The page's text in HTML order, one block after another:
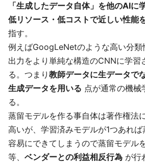
「生成したデータ自体」を他のAIに
低リソース・低コストで近しい性能
指す。
例えばGoogLeNetのような高い分類
出力をより単純な構造のCNNに学習
る。つまり 教師データに生データで
生成データを用いる 点が通常の機械
る。
蒸留モデルを作る事自体は著作権法
高いが、学習済みモデルが1つあれ
容易にできてしまうので蒸留モデル
等、 ベンダーとの利益相反行為 が行